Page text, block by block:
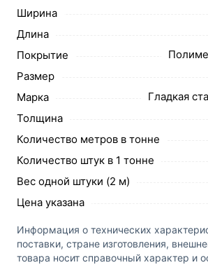
Ширина
Длина
Покрытие
Размер
Марка
Гладкая
Толщина
Количество метров в тонне
Количество штук в 1 тонне
Вес одной штуки (2 м)
Цена указана
Информация о технических
поставки, стране изготовления,
товара носит справочный характер и